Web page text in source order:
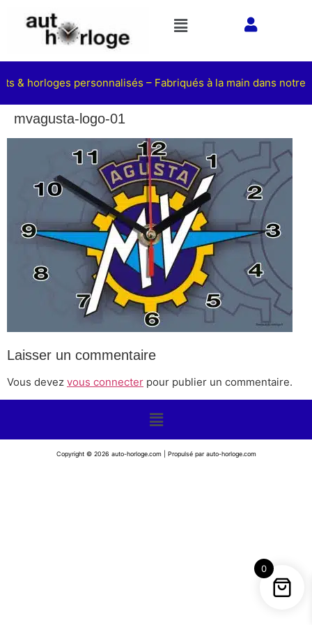
& horloges personnalisés – Fabriqués à la main dans
mvagusta-logo-01
Laisser un commentaire
Vous devez vous connecter pour publier un commentaire.
Copyright © 2026 auto-horloge.com | Propulsé par auto-horloge.com
0